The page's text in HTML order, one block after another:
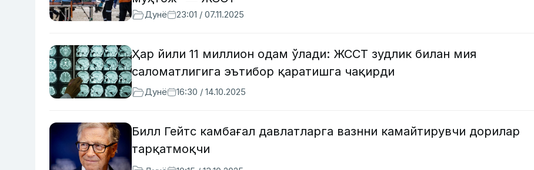
Дунё 23:01 / 07.11.2025
Ҳар йили 11 миллион одам ўлади: ЖССТ зудлик билан мия
саломатлигига эътибор қаратишга чақирди
Дунё 16:30 / 14.10.2025
Билл Гейтс камбағал давлатларга вазнни камайтирувчи дорилар
тарқатмоқчи